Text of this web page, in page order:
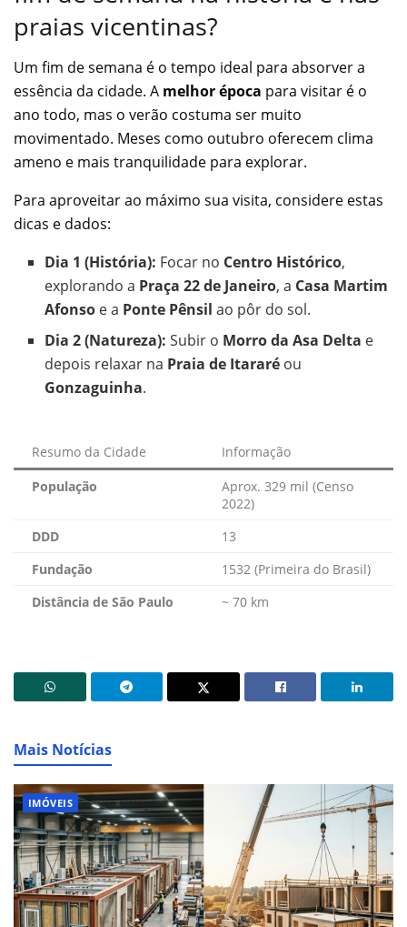
praias vicentinas?
Um fim de semana é o tempo ideal para absorver a
essência da cidade. A melhor época para visitar é o
ano todo, mas o verão costuma ser muito
movimentado. Meses como outubro oferecem clima
ameno e mais tranquilidade para explorar.
Para aproveitar ao máximo sua visita, considere estas
dicas e dados:
Dia 1 (História): Focar no Centro Histórico,
explorando a Praça 22 de Janeiro, a Casa Martim
Afonso e a Ponte Pênsil ao pôr do sol.
Dia 2 (Natureza): Subir o Morro da Asa Delta e
depois relaxar na Praia de Itararé ou
Gonzaguinha.
Resumo da Cidade
Informação
População
Aprox. 329 mil (Censo
2022)
DDD
13
Fundação
1532 (Primeira do Brasil)
Distância de São Paulo
~ 70 km
Mais Notícias
IMÓVEIS